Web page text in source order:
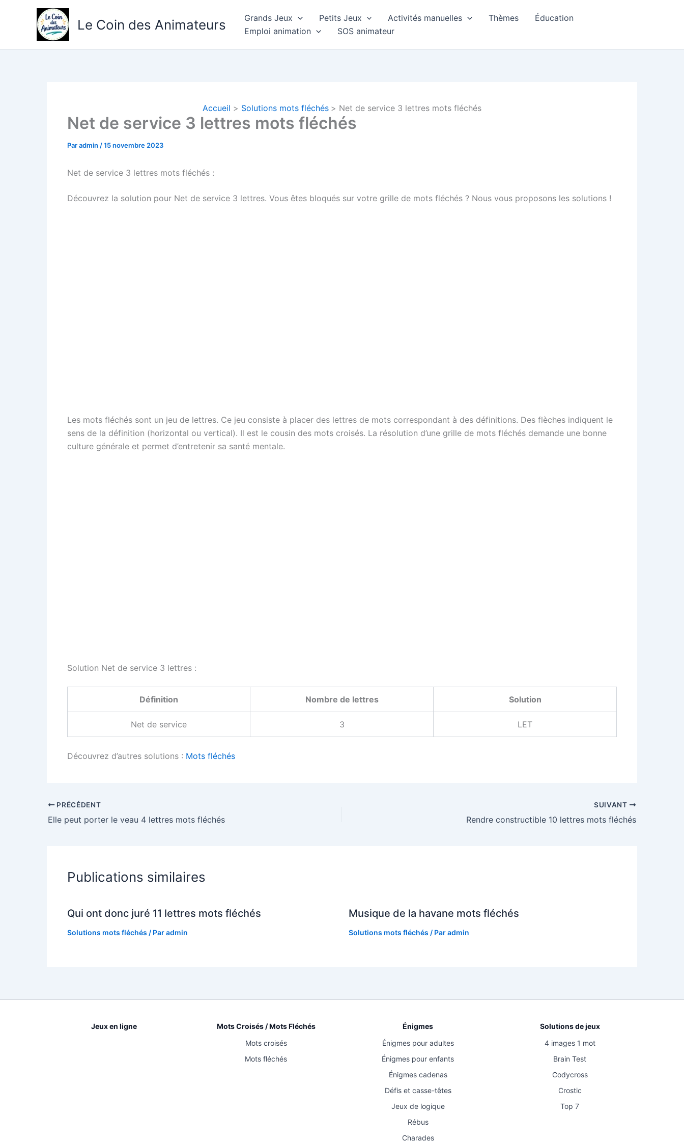
Le Coin des Animateurs Grands Jeux Petits Jeux Activités manuelles Thèmes
Éducation
Emploi animation
SOS animateur
Accueil Solutions mots fléchés Net de service 3 lettres mots fléchés
Net de service 3 lettres mots fléchés
Paradmin /15 novembre 2023
Net de service 3 lettres mots fléchés :
Découvrez la solution pour Net de service 3 lettres. Vous êtes bloqués sur votre grille de mots fléchés ? Nous vous proposons les solutions !
Les mots fléchés sont un jeu de lettres. Ce jeu consiste à placer des lettres de mots correspondant à des définitions. Des flèches indiquent le
sens de la définition (horizontal ou vertical). Il est le cousin des mots croisés. La résolution d’une grille de mots fléchés demande une bonne
culture générale et permet d’entretenir sa santé mentale.
Solution Net de service 3 lettres :
Définition Nombre de lettres Solution
Net de service 3 LET
Découvrez d’autres solutions : Mots fléchés
PRÉCÉDENT
Elle peut porter le veau 4 lettres mots fléchés
SUIVANT
Rendre constructible 10 lettres mots fléchés
Publications similaires
Qui ont donc juré 11 lettres mots fléchés
Solutions mots fléchés / Paradmin
Musique de la havane mots fléchés
Solutions mots fléchés / Paradmin
Jeux en ligne
Mots Croisés / Mots Fléchés
Mots croisés
Mots fléchés
Énigmes
Énigmes pour adultes
Énigmes pour enfants
Énigmes cadenas
Défis et casse-têtes
Jeux de logique
Rébus
Charades
Solutions de jeux
4 images 1 mot
Brain Test
Codycross
Crostic
Top 7